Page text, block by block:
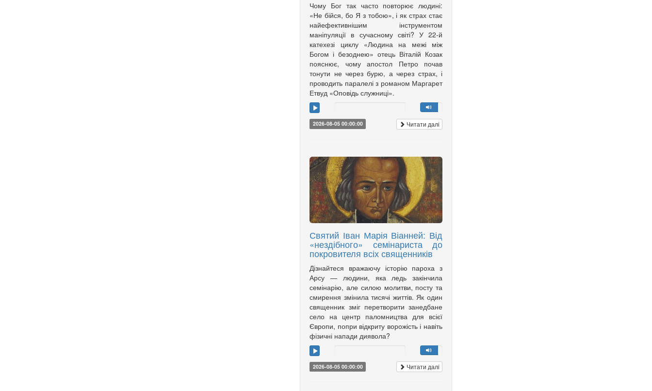
Чому Бог так часто повторює людині:
«Не бійся, бо Я з тобою», і як страх стає
найефективнішим інструментом
маніпуляції в сучасному світі? У 22-й
катехезі циклу «Людина на межі між
Богом і безоднею» отець Віталій Козак
пояснює, чому апостол Петро почав
тонути не через бурю, а через страх, і
проводить паралелі з романом Маргарет
Етвуд «Оповідь служниці».
2026-08-05 00:00:00 Читати далі
Святий Іван Марія Віанней: Від
«нездібного» семінариста до
покровителя всіх священників
Дізнайтеся вражаючу історію пароха з
Арсу — людини, яка ледь закінчила
семінарію, але силою молитви, посту та
смирення змінила тисячі життів. Як один
священник зміг перетворити занедбане
село на центр паломництва для всієї
Європи, попри відкриту ворожість і навіть
фізичні напади диявола?
2026-08-05 00:00:00 Читати далі